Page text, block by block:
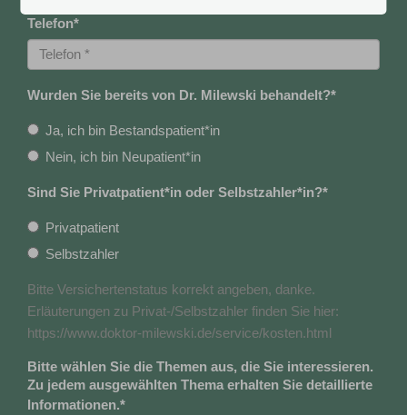
Telefon*
Wurden Sie bereits von Dr. Milewski behandelt?*
Ja, ich bin Bestandspatient*in
Nein, ich bin Neupatient*in
Sind Sie Privatpatient*in oder Selbstzahler*in?*
Privatpatient
Selbstzahler
Bitte Versichertenstatus korrekt angeben, danke.
Erläuterungen zu Privat-/Selbstzahler finden Sie hier:
https://www.doktor-milewski.de/service/kosten.html
Bitte wählen Sie die Themen aus, die Sie interessieren.
Zu jedem ausgewählten Thema erhalten Sie detaillierte
Informationen.*